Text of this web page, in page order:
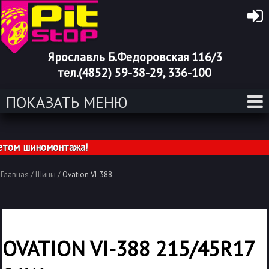
Ярославль Б.Федоровская 116/3
тел.(4852) 59-38-29, 336-100
ПОКАЗАТЬ МЕНЮ
шиномонтажа!
Главная / Шины / Ovation VI-388
OVATION VI-388 215/45R17